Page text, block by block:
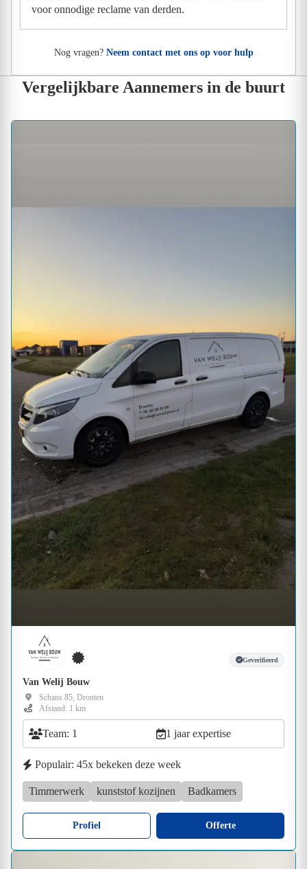
voor onnodige reclame van derden.
Nog vragen? Neem contact met ons op voor hulp
Vergelijkbare Aannemers in de buurt
Geverifieerd
Van Welij Bouw
Schans 85, Dronten
Afstand: 1 km
Team: 1 1 jaar expertise
Populair: 45x bekeken deze week
Timmerwerk kunststof kozijnen Badkamers
Profiel Offerte